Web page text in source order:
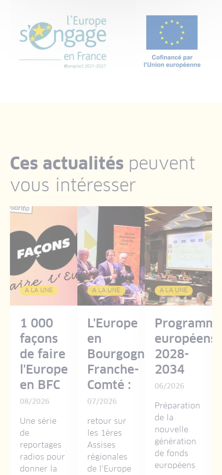
Ces actualités peuvent
vous intéresser
A LA UNE
1 000
façons
de faire
l'Europe
en BFC
08/2026
Une série
de
reportages
radios pour
donner la
A LA UNE
L'Europe
en
Bourgogne-
Franche-
Comté :
07/2026
retour sur
les 1ères
Assises
régionales
de l’Europe
A LA UNE
européens
2028-
2034
06/2026
Préparation
de la
nouvelle
génération
de fonds
européens